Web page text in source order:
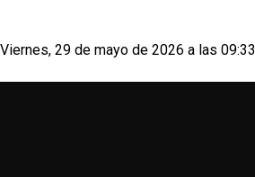
Viernes, 29 de mayo de 2026 a las 09:33